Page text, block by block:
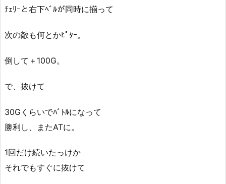
ﾁｪﾘｰと右下ﾍﾞﾙが同時に揃って
次の敵も何とかﾋﾟﾀｰ。
倒して＋100G。
で、抜けて
30Gくらいでﾊﾞﾄﾙになって
勝利し、またATに。
1回だけ続いたっけか
それでもすぐに抜けて